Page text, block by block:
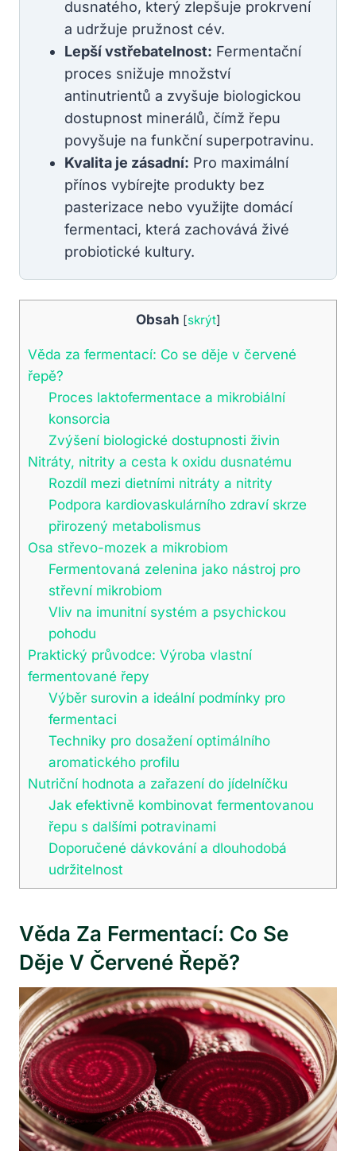
dusnatého, který zlepšuje prokrvení
a udržuje pružnost cév.
Lepší vstřebatelnost: Fermentační
proces snižuje množství
antinutrientů a zvyšuje biologickou
dostupnost minerálů, čímž řepu
povyšuje na funkční superpotravinu.
Kvalita je zásadní: Pro maximální
přínos vybírejte produkty bez
pasterizace nebo využijte domácí
fermentaci, která zachovává živé
probiotické kultury.
Obsah [skrýt]
Věda za fermentací: Co se děje v červené
řepě?
Proces laktofermentace a mikrobiální
konsorcia
Zvýšení biologické dostupnosti živin
Nitráty, nitrity a cesta k oxidu dusnatému
Rozdíl mezi dietními nitráty a nitrity
Podpora kardiovaskulárního zdraví skrze
přirozený metabolismus
Osa střevo-mozek a mikrobiom
Fermentovaná zelenina jako nástroj pro
střevní mikrobiom
Vliv na imunitní systém a psychickou
pohodu
Praktický průvodce: Výroba vlastní
fermentované řepy
Výběr surovin a ideální podmínky pro
fermentaci
Techniky pro dosažení optimálního
aromatického profilu
Nutriční hodnota a zařazení do jídelníčku
Jak efektivně kombinovat fermentovanou
řepu s dalšími potravinami
Doporučené dávkování a dlouhodobá
udržitelnost
Věda Za Fermentací: Co Se
Děje V Červené Řepě?